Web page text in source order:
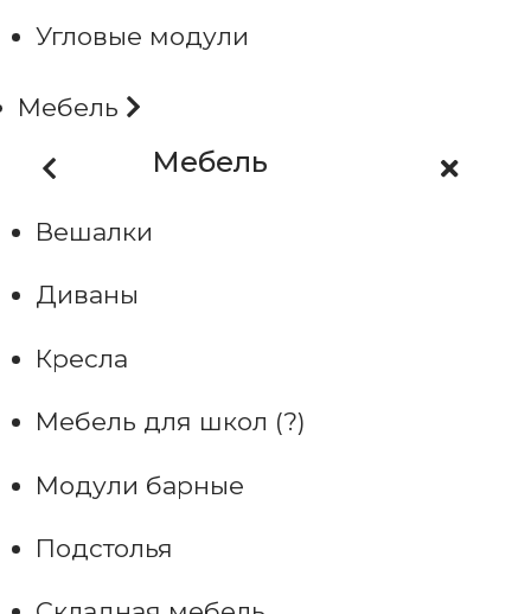
Угловые модули
Мебель
Мебель
Вешалки
Диваны
Кресла
Мебель для школ (?)
Модули барные
Подстолья